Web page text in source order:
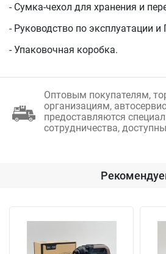
- Cумка-чехол для хранения и
- Руководство по эксплуатации и
- Упаковочная коробка.
Оптовым покупателям,
организациям,
предоставляются
сотрудничества,